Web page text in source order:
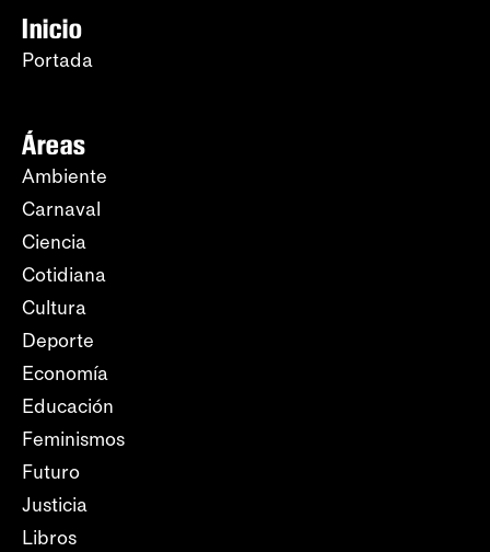
Inicio
Portada
Áreas
Ambiente
Carnaval
Ciencia
Cotidiana
Cultura
Deporte
Economía
Educación
Feminismos
Futuro
Justicia
Libros